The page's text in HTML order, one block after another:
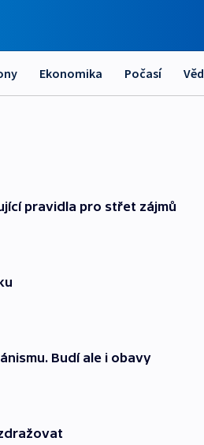
Ekonomika Počasí
pravidla pro střet zájmů
Budí ale i obavy